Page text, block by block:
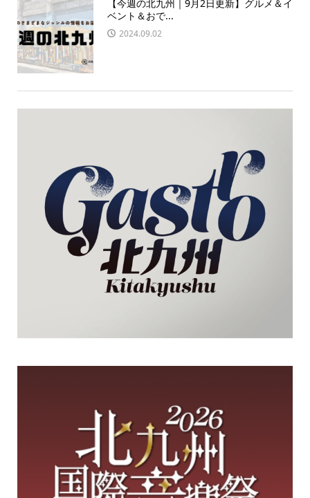
【今週の北九州｜9月2日更新】グルメ＆イ
ベント＆おで...
2024.09.02